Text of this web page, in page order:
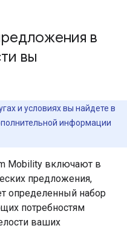
в
вы
и условиях вы найдете в
информации
Mobility включают в
предложения,
определенный набор
потребностям
ваших